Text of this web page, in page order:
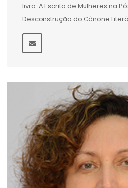
livro: A Escrita de Mulheres na
Desconstrução do Cânone